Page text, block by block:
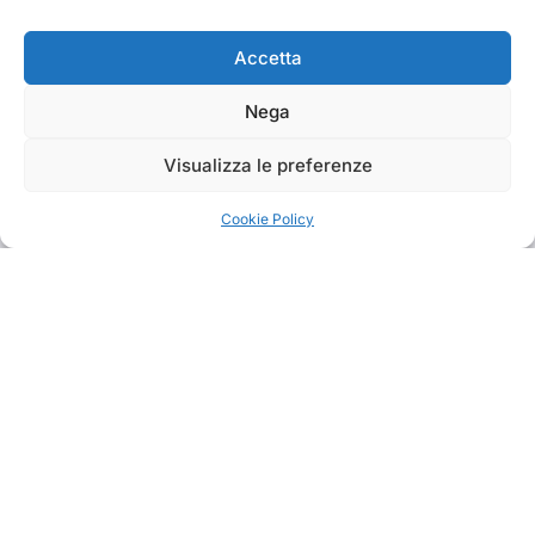
Accetta
Nega
Visualizza le preferenze
Cookie Policy